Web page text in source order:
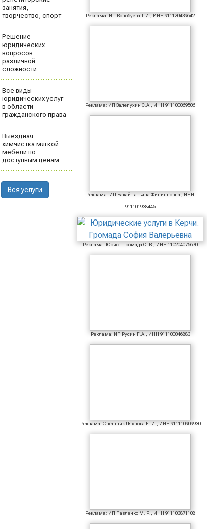
занятия,
творчество, спорт
Решение
юридических
вопросов
различной
сложности
Все виды
юридических услуг
в области
гражданского права
Выездная
химчистка мягкой
мебели по
доступным ценам
Вся услуги
Реклама: ИП Волобуева Т.И., ИНН 911120439642
Реклама: ИП Залепухин С.А., ИНН 911100069506
Реклама: ИП Бакай Татьяна Филипповна , ИНН
911101938445
Реклама: Юрист Громада С. В., ИНН 110204076670
Реклама: ИП Русин Г.А., ИНН 911100046883
Реклама: Оценщик Ляхнова Е. И., ИНН 911110909930
Реклама: ИП Павленко М. Р., ИНН 911103871108